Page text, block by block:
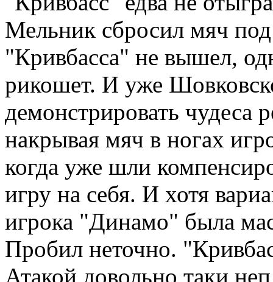
Мельник сбросил мяч
"Кривбасса" не вышел,
рикошет. И уже
демонстрировать чудеса
накрывая мяч в ногах
когда уже шли
игру на себя. И хотя
игрока "Динамо" была
Пробил неточно.
Атакой довольно таки